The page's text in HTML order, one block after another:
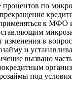
процентов по
прекращение
к МФО
изменения в
и
вызвано
под